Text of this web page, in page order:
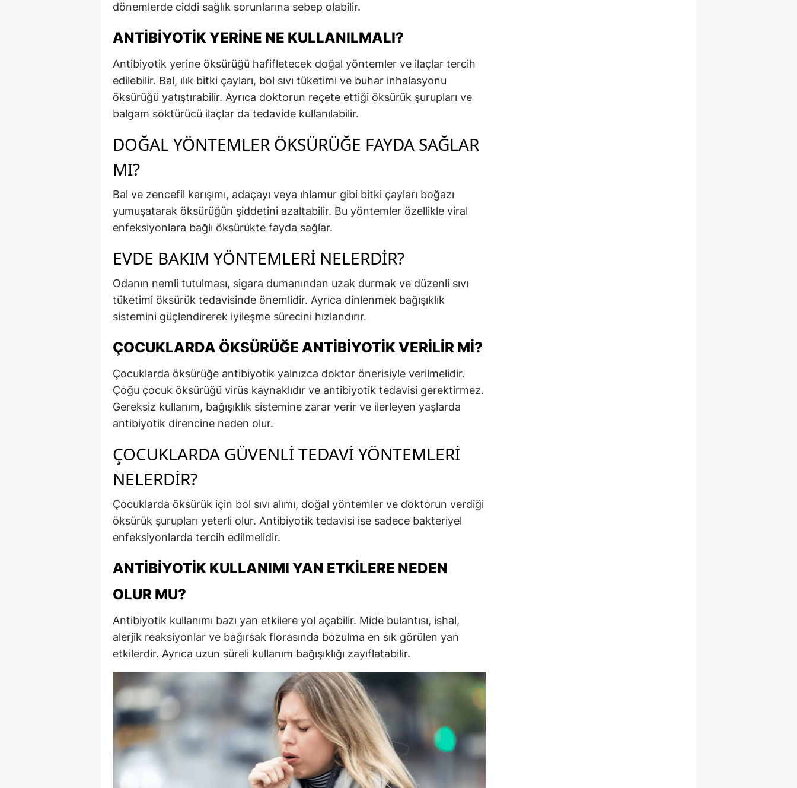
dönemlerde ciddi sağlık sorunlarına sebep olabilir.
ANTIBIYOTIK YERINE NE KULLANILMALI?
Antibiyotik yerine öksürüğü hafifletecek doğal yöntemler ve ilaçlar tercih
edilebilir. Bal, ılık bitki çayları, bol sıvı tüketimi ve buhar inhalasyonu
öksürüğü yatıştırabilir. Ayrıca doktorun reçete ettiği öksürük şurupları ve
balgam söktürücü ilaçlar da tedavide kullanılabilir.
DOĞAL YÖNTEMLER ÖKSÜRÜĞE FAYDA SAĞLAR
MI?
Bal ve zencefil karışımı, adaçayı veya ıhlamur gibi bitki çayları boğazı
yumuşatarak öksürüğün şiddetini azaltabilir. Bu yöntemler özellikle viral
enfeksiyonlara bağlı öksürükte fayda sağlar.
EVDE BAKIM YÖNTEMLERI NELERDIR?
Odanın nemli tutulması, sigara dumanından uzak durmak ve düzenli sıvı
tüketimi öksürük tedavisinde önemlidir. Ayrıca dinlenmek bağışıklık
sistemini güçlendirerek iyileşme sürecini hızlandırır.
ÇOCUKLARDA ÖKSÜRÜĞE ANTIBIYOTIK VERILIR MI?
Çocuklarda öksürüğe antibiyotik yalnızca doktor önerisiyle verilmelidir.
Çoğu çocuk öksürüğü virüs kaynaklıdır ve antibiyotik tedavisi gerektirmez.
Gereksiz kullanım, bağışıklık sistemine zarar verir ve ilerleyen yaşlarda
antibiyotik direncine neden olur.
ÇOCUKLARDA GÜVENLI TEDAVI YÖNTEMLERI
NELERDIR?
Çocuklarda öksürük için bol sıvı alımı, doğal yöntemler ve doktorun verdiği
öksürük şurupları yeterli olur. Antibiyotik tedavisi ise sadece bakteriyel
enfeksiyonlarda tercih edilmelidir.
ANTIBIYOTIK KULLANIMI YAN ETKILERE NEDEN
OLUR MU?
Antibiyotik kullanımı bazı yan etkilere yol açabilir. Mide bulantısı, ishal,
alerjik reaksiyonlar ve bağırsak florasında bozulma en sık görülen yan
etkilerdir. Ayrıca uzun süreli kullanım bağışıklığı zayıflatabilir.